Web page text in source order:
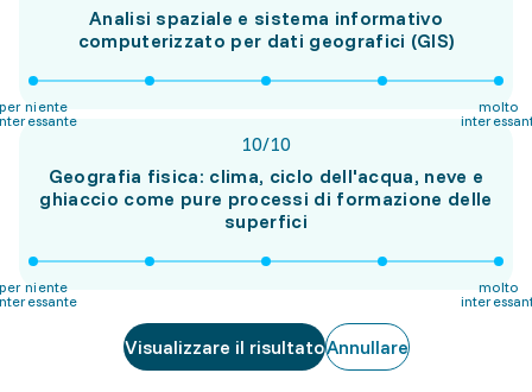
Analisi spaziale e sistema informativo
computerizzato per dati geografici (GIS)
niente
molto
10/10
Geografia fisica: clima, ciclo dell'acqua, neve e
ghiaccio come pure processi di formazione delle
superfici
niente
molto
Visualizzare il risultatoAnnullare